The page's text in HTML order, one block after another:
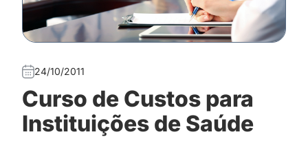
24/10/2011
Curso de Custos para
Instituições de Saúde